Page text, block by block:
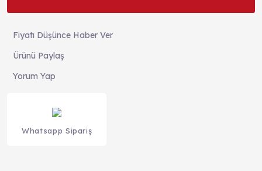
Fiyatı Düşünce Haber Ver
Ürünü Paylaş
Yorum Yap
Whatsapp Sipariş